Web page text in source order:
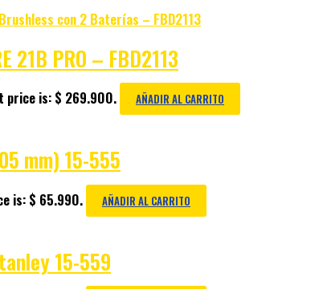
21B PRO – FBD2113
price is: $ 269.900. AÑADIR AL CARRITO
mm) 15-555
is: $ 65.990. AÑADIR AL CARRITO
15-559